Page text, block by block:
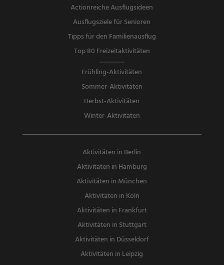
Actionreiche Ausflugsideen
Ausflugsziele für Senioren
Tipps für den Familienausflug
Top 80 Freizeitaktivitäten
Frühling-Aktivitäten
Sommer-Aktivitäten
Herbst-Aktivitäten
Winter-Aktivitäten
Aktivitäten in Berlin
Aktivitäten in Hamburg
Aktivitäten in München
Aktivitäten in Köln
Aktivitäten in Frankfurt
Aktivitäten in Stuttgart
Aktivitäten in Düsseldorf
Aktivitäten in Leipzig